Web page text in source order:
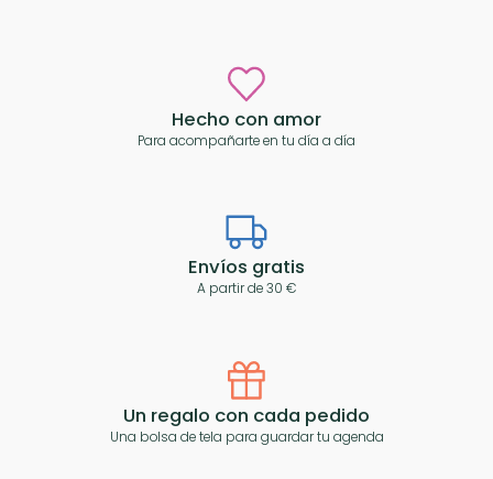
Hecho con amor
Para acompañarte en tu día a día
Envíos gratis
A partir de 30 €
Un regalo con cada pedido
Una bolsa de tela para guardar tu agenda